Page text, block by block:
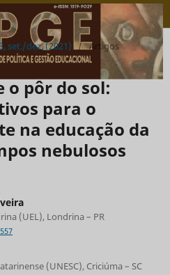
set./dez. (2021) / Artigos
o pôr do sol:
para o
na educação da
nebulosos
(UEL), Londrina – PR
(UNESC), Criciúma – SC